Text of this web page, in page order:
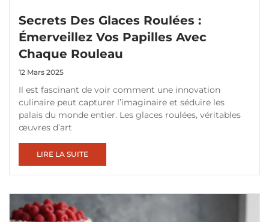
Secrets Des Glaces Roulées :
Émerveillez Vos Papilles Avec
Chaque Rouleau
12 Mars 2025
Il est fascinant de voir comment une innovation
culinaire peut capturer l’imaginaire et séduire les
palais du monde entier. Les glaces roulées, véritables
œuvres d’art
LIRE LA SUITE